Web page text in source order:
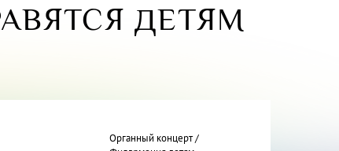
ДЕТЯМ
Органный концерт /